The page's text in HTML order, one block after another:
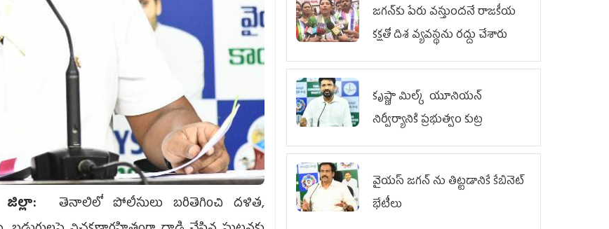
జిల్లా:తెనాలిలో పోలీసులు బరితెగించి దళిత,
జగన్‌కు పేరు వస్తుందనే రాజకీయ
కక్షతో దిశ వ్య‌వ‌స్థ‌ను రద్దు చేశారు
కృష్ణా మిల్క్‌ యూనియన్‌
నిర్వీర్యానికి ప్రభుత్వం కుట్ర
వైయ‌స్ జగన్‌ ను తిట్టడానికే కేబినెట్‌
భేటీలు